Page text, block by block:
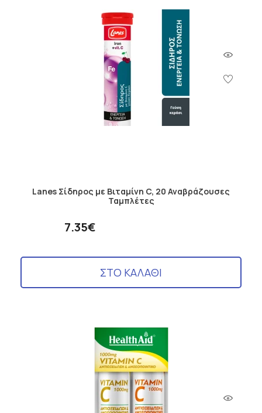
Lanes Σίδηρος µε Βιταμίνη C, 20 Αναβράζουσες
Ταμπλέτες
7.35€
ΣΤΟ ΚΑΛΑΘΙ